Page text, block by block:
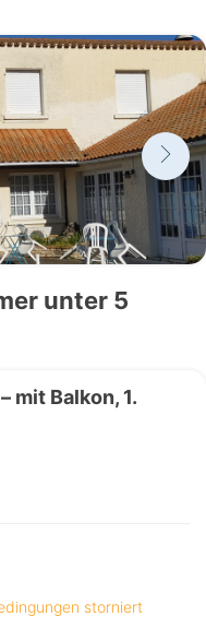
unter 5
mit Balkon, 1.
storniert